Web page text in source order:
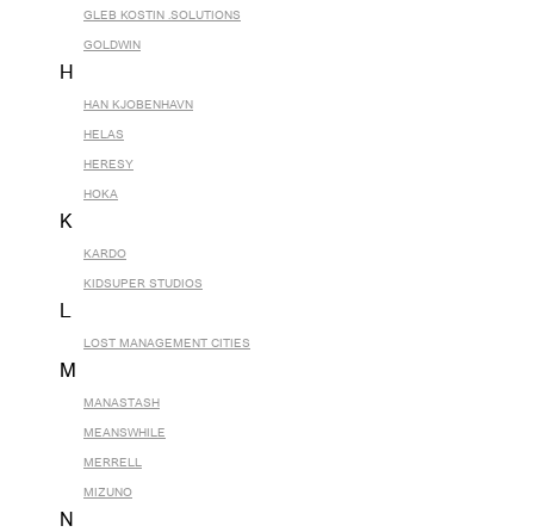
GLEB KOSTIN .SOLUTIONS
GOLDWIN
H
HAN KJOBENHAVN
HELAS
HERESY
HOKA
K
KARDO
KIDSUPER STUDIOS
L
LOST MANAGEMENT CITIES
M
MANASTASH
MEANSWHILE
MERRELL
MIZUNO
N